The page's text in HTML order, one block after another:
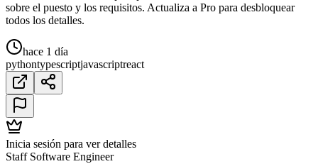
sobre el puesto y los requisitos. Actualiza a Pro para desbloquear
todos los detalles.
hace 1 día
pythontypescriptjavascriptreact
Inicia sesión para ver detalles
Staff Software Engineer